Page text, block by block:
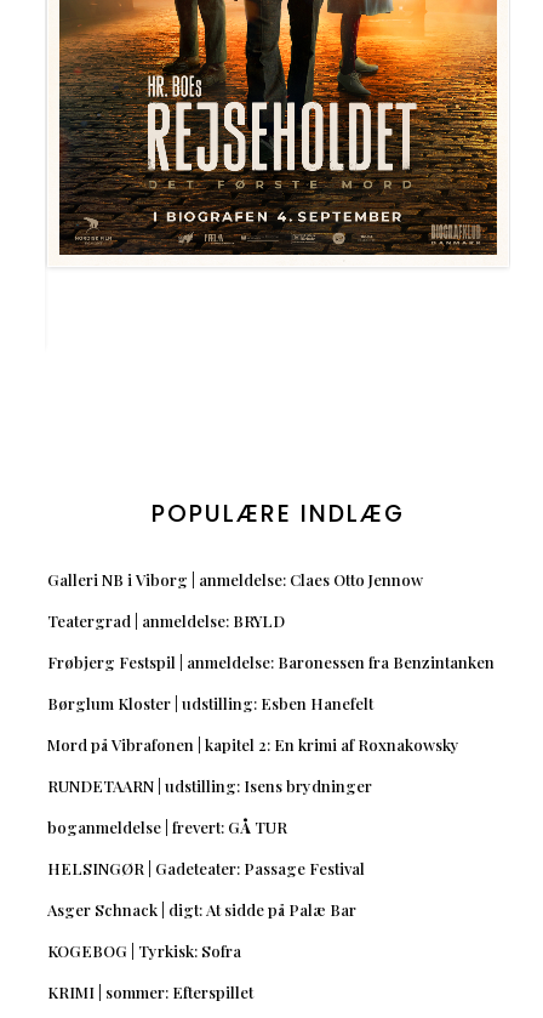
POPULÆRE INDLÆG
Galleri NB i Viborg | anmeldelse: Claes Otto Jennow
Teatergrad | anmeldelse: BRYLD
Frøbjerg Festspil | anmeldelse: Baronessen fra Benzintanken
Børglum Kloster | udstilling: Esben Hanefelt
Mord på Vibrafonen | kapitel 2: En krimi af Roxnakowsky
RUNDETAARN | udstilling: Isens brydninger
boganmeldelse | frevert: GÅ TUR
HELSINGØR | Gadeteater: Passage Festival
Asger Schnack | digt: At sidde på Palæ Bar
KOGEBOG | Tyrkisk: Sofra
KRIMI | sommer: Efterspillet